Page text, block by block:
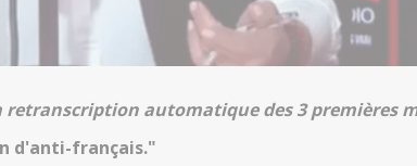
retranscription automatique des 3 premières
d'anti-français."